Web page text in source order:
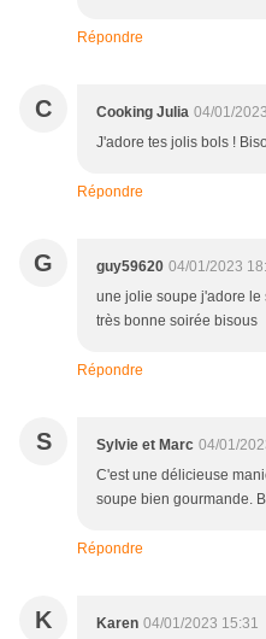
Répondre
C Cooking Julia 04/01/
J'adore tes jolis bols !
Répondre
G guy59620 04/01/2023
une jolie soupe j'adore le
très bonne soirée bisous
Répondre
S Sylvie et Marc 04/01/
C'est une délicieuse
soupe bien gourmande.
Répondre
K Karen 04/01/2023 15:31